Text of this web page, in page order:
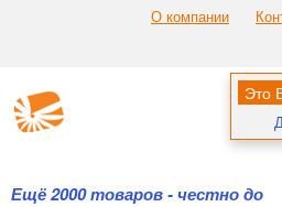
О компании
Это
Ещё 2000 товаров - честно до